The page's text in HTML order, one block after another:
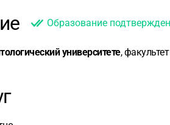
Образование
университете,